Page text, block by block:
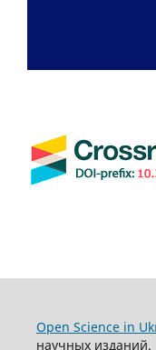
Open Science in
научных изданий.